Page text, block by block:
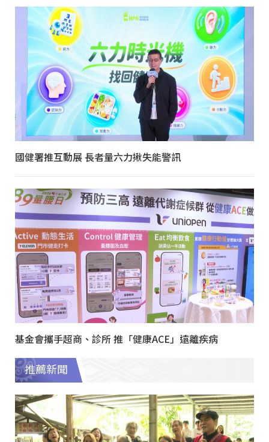
國健署推互動展 長者量六力揪失能警訊
基金會攜手超商、診所 推「健康ACE」遠離疾病
推薦新聞